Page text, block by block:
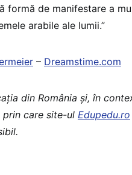
formă de manifestare a
arabile ale lumii.”
– Dreamstime.com
din România şi, în
care site-ul Edupedu.ro